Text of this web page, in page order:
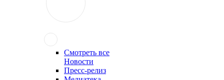
Смотреть все
Новости
Пресс-релиз